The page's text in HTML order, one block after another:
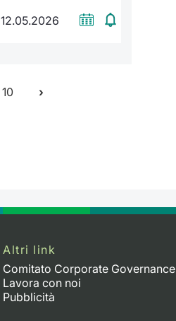
12.05.2026
10
Altri link
Comitato Corporate Governance
Lavora con noi
Pubblicità